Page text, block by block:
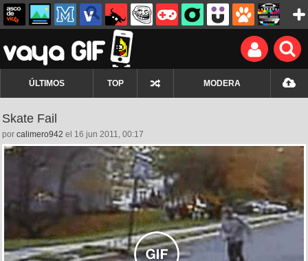
ÚLTIMOS TOP MODERA
Skate Fail
por calimero942 el 16 jun 2011, 00:17